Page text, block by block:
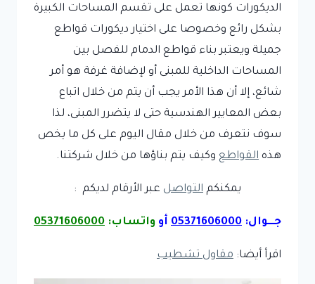
الديكورات كونها تعمل على تقسم المساحات الكبيرة
بشكل رائع وخصوصا على اختيار ديكورات قواطع
جميلة ويعتبر بناء قواطع الدمام للفصل بين
المساحات الداخلية للمبنى أو لإضافة غرفة هو أمر
شائع، إلا أن هذا الأمر يجب أن يتم من خلال اتباع
بعض المعايير الهندسية حتى لا يتضرر المبنى، لذا
سوف نتعرف من خلال مقال اليوم على كل ما يخص
هذه القواطع وكيف يتم بناؤها من خلال شركتنا.
يمكنكم التواصل عبر الأرقام لديكم :
جـــوال: 05371606000 أو واتساب: 05371606000
اقرأ أيضا: مقاول تشطيب